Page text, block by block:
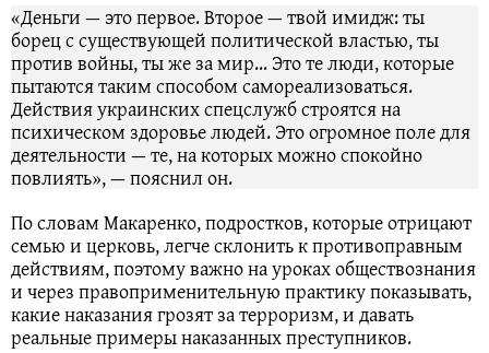
«Деньги — это первое. Второе — твой имидж: ты
борец с существующей политической властью, ты
против войны, ты же за мир… Это те люди, которые
пытаются таким способом самореализоваться.
Действия украинских спецслужб строятся на
психическом здоровье людей. Это огромное поле для
деятельности — те, на которых можно спокойно
повлиять», — пояснил он.
По словам Макаренко, подростков, которые отрицают
семью и церковь, легче склонить к противоправным
действиям, поэтому важно на уроках обществознания
и через правоприменительную практику показывать,
какие наказания грозят за терроризм, и давать
реальные примеры наказанных преступников.